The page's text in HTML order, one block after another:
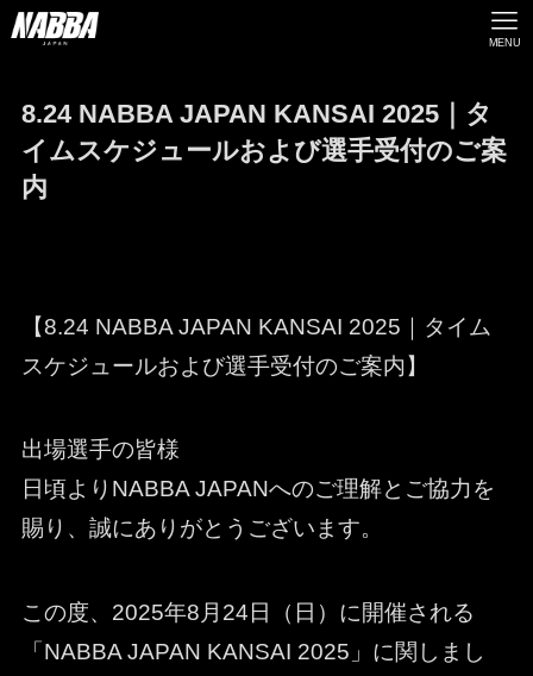
MENU
8.24 NABBA JAPAN KANSAI 2025｜タ
イムスケジュールおよび選手受付のご案
内
【8.24 NABBA JAPAN KANSAI 2025｜タイム
スケジュールおよび選手受付のご案内】
出場選手の皆様
日頃よりNABBA JAPANへのご理解とご協力を
賜り、誠にありがとうございます。
この度、2025年8月24日（日）に開催される
「NABBA JAPAN KANSAI 2025」に関しまし